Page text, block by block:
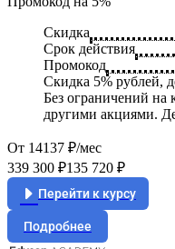
Скидка
Срок действия
Промокод
Скидка 5% рублей,
Без ограничений на
другими акциями.
От 14137 ₽/мес
339 300 ₽135 720 ₽
Перейти к курсу
Подробнее